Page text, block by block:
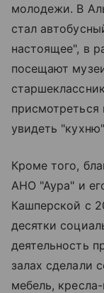
молодежи. В
стал
настоящее", в
посещают
увидеть
Кроме того,
АНО "Аура" и
Кашперской с
десятки
деятельность
залах сделали
мебель,